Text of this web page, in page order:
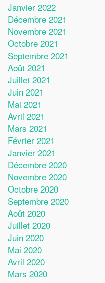
Janvier 2022
Décembre 2021
Novembre 2021
Octobre 2021
Septembre 2021
Août 2021
Juillet 2021
Juin 2021
Mai 2021
Avril 2021
Mars 2021
Février 2021
Janvier 2021
Décembre 2020
Novembre 2020
Octobre 2020
Septembre 2020
Août 2020
Juillet 2020
Juin 2020
Mai 2020
Avril 2020
Mars 2020